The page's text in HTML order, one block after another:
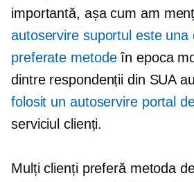
importantă, așa cum am
autoserviresuportul este una
preferate metodeîn epoca
dintre respondenții din SUA
folosit un autoservireportal
serviciul clienți.
Mulți clienți preferă metoda